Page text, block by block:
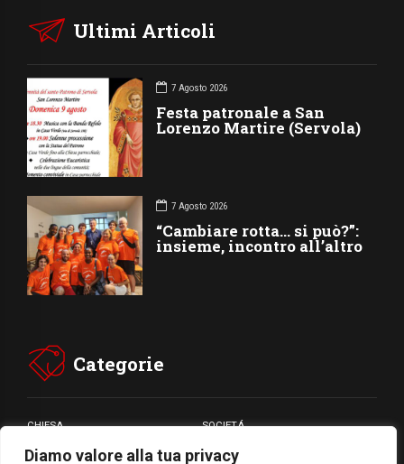
Diamo valore alla tua privacy
Ultimi Articoli
7 Agosto 2026
Festa patronale a San
Lorenzo Martire (Servola)
7 Agosto 2026
“Cambiare rotta… si può?”:
insieme, incontro all’altro
Categorie
CHIESA SOCIETÁ
CARITÁ GIUBILEO